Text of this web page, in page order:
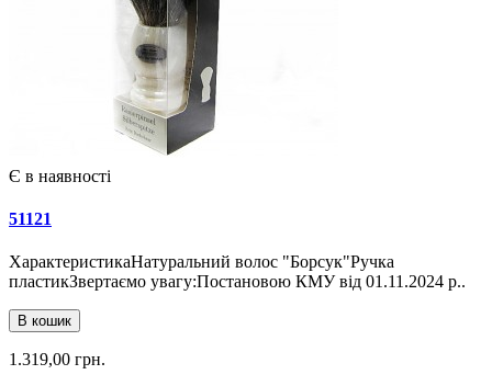
Є в наявності
51121
ХарактеристикаНатуральний волос "Борсук"Ручка
пластикЗвертаємо увагу:Постановою КМУ від 01.11.2024 р..
В кошик
1.319,00 грн.